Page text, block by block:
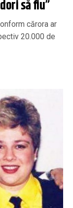
să fiu”
cărora ar
20.000 de